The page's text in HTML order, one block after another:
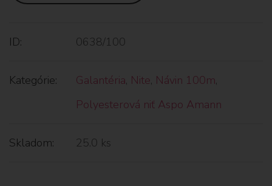
ID: 0638/100
Kategórie: Galantéria, Nite, Návin 100m,
Polyesterová niť Aspo Amann
Skladom: 25.0 ks